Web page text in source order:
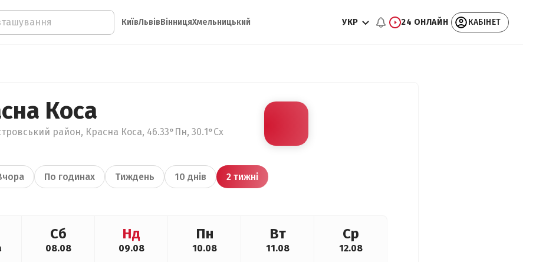
КиївЛьвівВінницяХмельницький УКР 24 ОНЛАЙН КАБІНЕТ
Коса
район, Красна Коса, 46.33°Пн, 30.1°Сх
По годинах Тиждень 10 днів 2 тижні
Сб
08.08
Нд
09.08
Пн
10.08
Вт
11.08
Ср
12.08